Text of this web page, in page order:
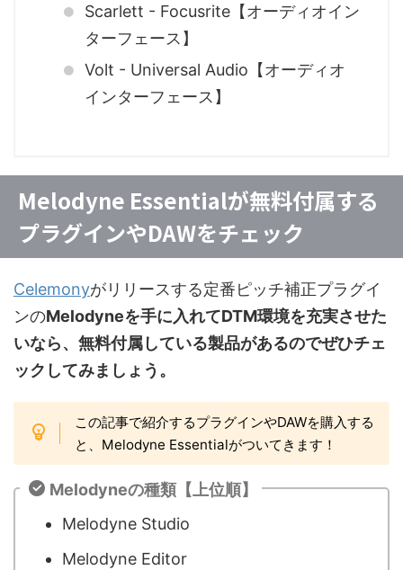
Scarlett - Focusrite【オーディオイン
ターフェース】
Volt - Universal Audio【オーディオ
インターフェース】
Melodyne Essentialが無料付属する
プラグインやDAWをチェック
Celemonyがリリースする定番ピッチ補正プラグイ
ンのMelodyneを手に入れてDTM環境を充実させた
いなら、無料付属している製品があるのでぜひチェ
ックしてみましょう。
この記事で紹介するプラグインやDAWを購入する
と、Melodyne Essentialがついてきます！
Melodyneの種類【上位順】
Melodyne Studio
Melodyne Editor